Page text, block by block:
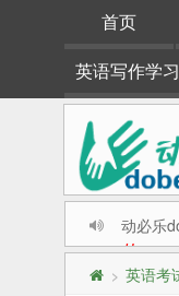
首页
英语写作学习
动必乐
#
> 英语考